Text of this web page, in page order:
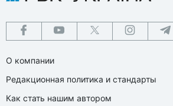
О компании
Редакционная политика и стандарты
Как стать нашим автором